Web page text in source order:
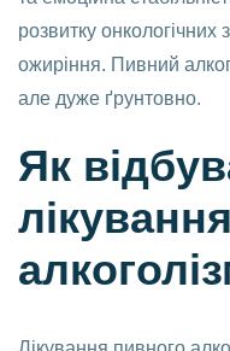
розвитку
ожиріння. Пивний
але дуже ґрунтовно.
Як